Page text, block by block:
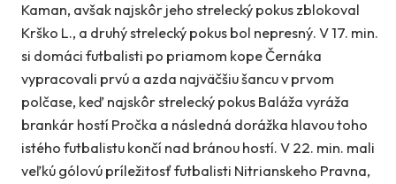
Kaman, avšak najskôr jeho strelecký pokus zblokoval
Krško L., a druhý strelecký pokus bol nepresný. V 17. min.
si domáci futbalisti po priamom kope Černáka
vypracovali prvú a azda najväčšiu šancu v prvom
polčase, keď najskôr strelecký pokus Baláža vyráža
brankár hostí Pročka a následná dorážka hlavou toho
istého futbalistu končí nad bránou hostí. V 22. min. mali
veľkú gólovú príležitosť futbalisti Nitrianskeho Pravna,